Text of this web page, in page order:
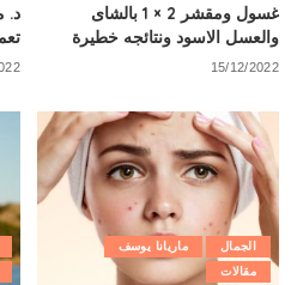
غسول ومقشر 2 × 1 بالشاى
والعسل الاسود ونتائجه خطيرة
15/12/2022
د.
الجمال
ماريانا يوسف
مقالات